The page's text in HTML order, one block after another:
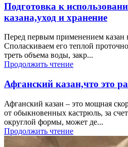
Подготовка к
казана,уход и хранение
Перед первым применением казан
Споласкиваем его теплой
треть объема воды, закр...
Продолжить чтение
Афганский казан,что это
Афганский казан – это мощная
от обыкновенных кастрюль, за
округлой формы, может де...
Продолжить чтение